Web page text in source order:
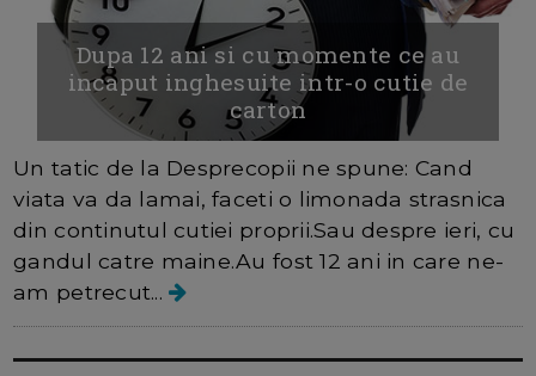
Dupa 12 ani si cu momente ce au
incaput inghesuite intr-o cutie de
carton
Un tatic de la Desprecopii ne spune: Cand
viata va da lamai, faceti o limonada strasnica
din continutul cutiei proprii.Sau despre ieri, cu
gandul catre maine.Au fost 12 ani in care ne-
am petrecut...